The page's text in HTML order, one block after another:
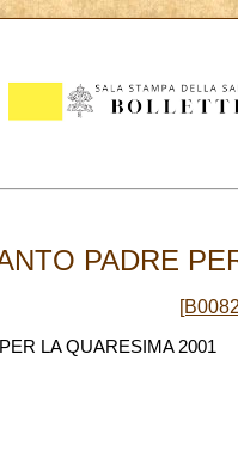
PADRE
LA QUARESIMA 2001